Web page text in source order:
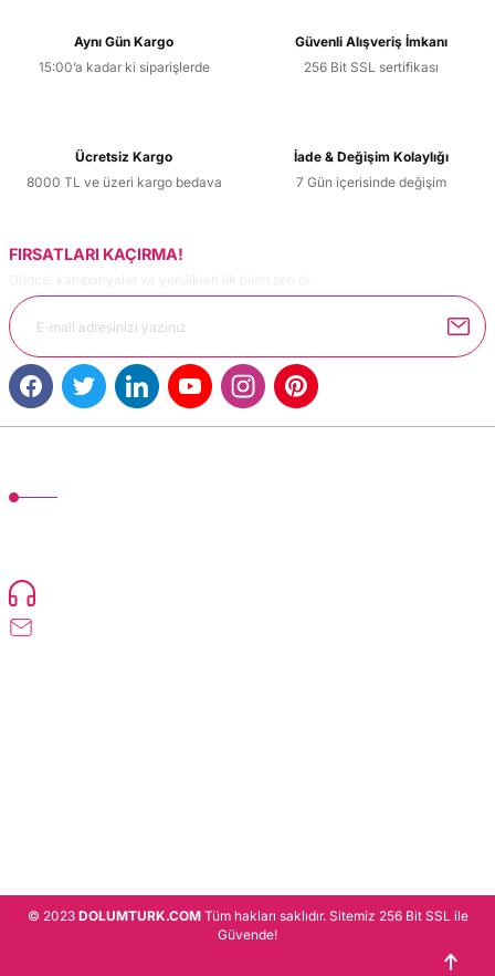
Aynı Gün Kargo
15:00’a kadar ki siparişlerde
Güvenli Alışveriş İmkanı
256 Bit SSL sertifikası
Ücretsiz Kargo
8000 TL ve üzeri kargo bedava
İade & Değişim Kolaylığı
7 Gün içerisinde değişim
FIRSATLARI KAÇIRMA!
© 2023 DOLUMTURK.COMTüm hakları saklıdır. Sitemiz 256 Bit SSL ile
Güvende!